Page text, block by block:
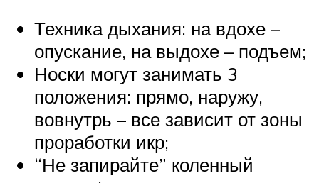
Техника дыхания: на вдохе –
опускание, на выдохе – подъем;
Носки могут занимать 3
положения: прямо, наружу,
вовнутрь – все зависит от зоны
проработки икр;
“Не запирайте” коленный